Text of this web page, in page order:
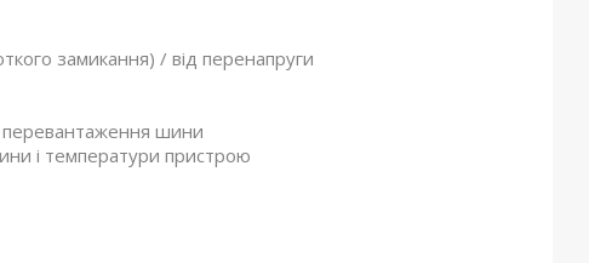
замикання) / від перенапруги
перевантаження шини
і температури пристрою